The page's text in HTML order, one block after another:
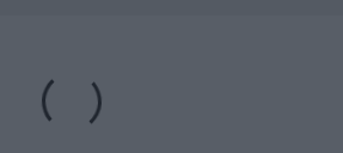
no será publicada.
con*